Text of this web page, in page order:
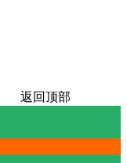
返回顶部